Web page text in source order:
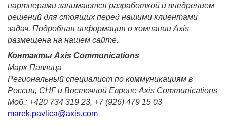
партнерами занимаются разработкой и внедрением
решений для стоящих перед нашими клиентами
задач. Подробная информация о компании Axis
размещена на нашем сайте.
Контакты Axis Communications
Марк Павлица
Региональный специалист по коммуникациям в
России, СНГ и Восточной Европе Axis Communications
Моб.: +420 734 319 23, +7 (926) 479 15 03
marek.pavlica@axis.com